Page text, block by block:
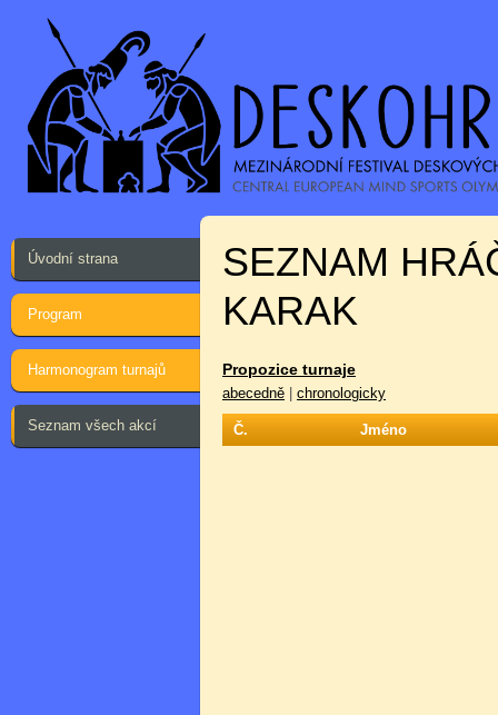
Úvodní strana
Program
Harmonogram turnajů
Seznam všech akcí
SEZNAM
KARAK
Propozice turnaje
abecedně chronologicky
Č. Jméno